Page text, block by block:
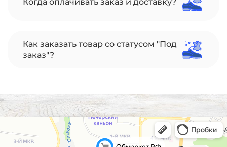
Как заказать товар со статусом "Под
заказ"?